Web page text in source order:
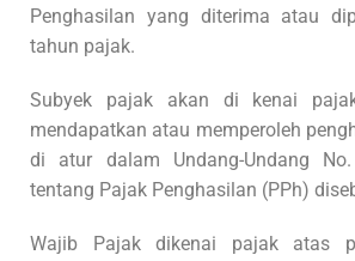
Penghasilan yang diterima atau
tahun pajak.
Subyek pajak akan di kenai
mendapatkan atau memperoleh
di atur dalam Undang-Undang
tentang Pajak Penghasilan (PPh)
Wajib Pajak dikenai pajak atas